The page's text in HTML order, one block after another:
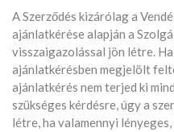
A Szerződés kizárólag a
ajánlatkérése alapján a
visszaigazolással jön létre.
ajánlatkérésben megjelölt
ajánlatkérés nem terjed ki
szükséges kérdésre, úgy a
létre, ha valamennyi